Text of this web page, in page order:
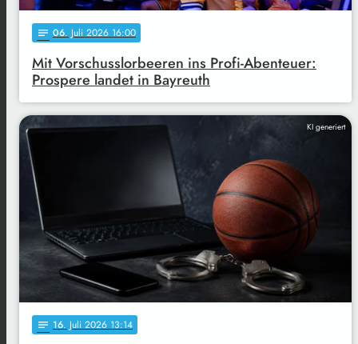
notes 06. Juli 2026 16:00
Mit Vorschusslorbeeren ins Profi-Abenteuer:
Prospere landet in Bayreuth
KI generiert
notes 16. Juli 2026 13:14